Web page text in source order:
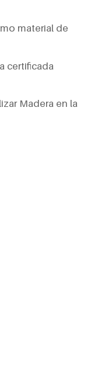
material de
certificada
Madera en la